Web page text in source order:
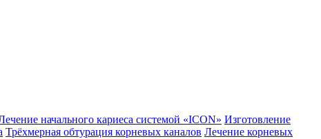
начального кариеса системой «ICON» Изготовление
Трёхмерная обтурация корневых каналов Лечение корневых